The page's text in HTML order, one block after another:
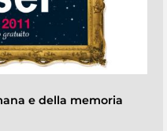
e della memoria